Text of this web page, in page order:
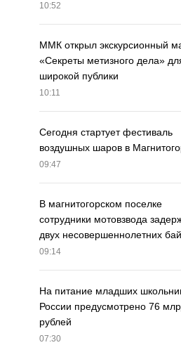
10:52
ММК открыл экскурсионный
«Секреты метизного дела»
широкой публики
10:11
Сегодня стартует фестиваль
воздушных шаров в
09:47
В магнитогорском поселке
сотрудники мотовзвода
двух несовершеннолетних
09:14
На питание младших
России предусмотрено 76
рублей
07:30